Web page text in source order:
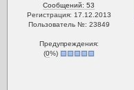
Сообщений: 53
Регистрация: 17.12.2013
Пользователь №: 23849
Предупреждения:
(0%)